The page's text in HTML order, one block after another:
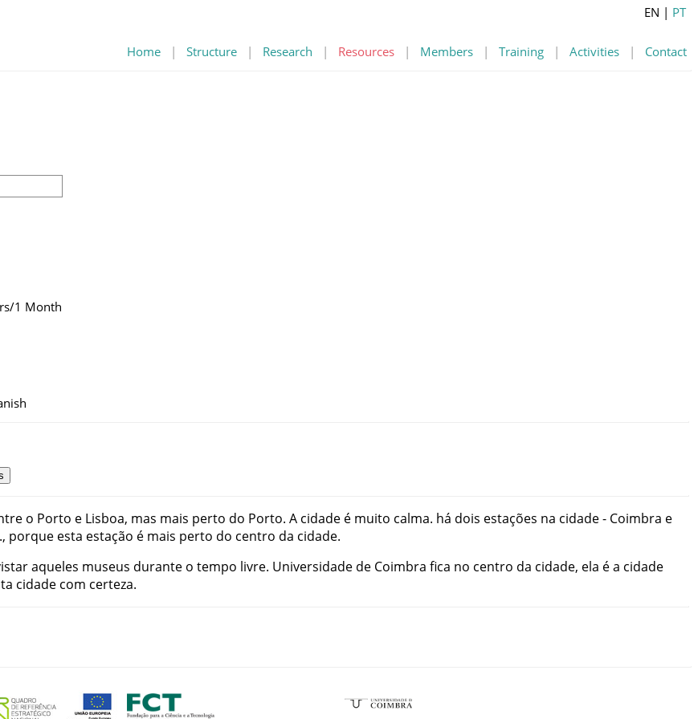
Home | Structure | Research | Resources | Members | Training | Activities | Contact
EN | PT
1 Month
o Porto e Lisboa, mas mais perto do Porto. A cidade é muito calma. há dois estações na cidade- Coimbra e
., porque esta estação é mais perto do centro da cidade.
aqueles museus durante o tempo livre. Universidade de Coimbra fica no centro da cidade, ela éa cidade
cidade com certeza.